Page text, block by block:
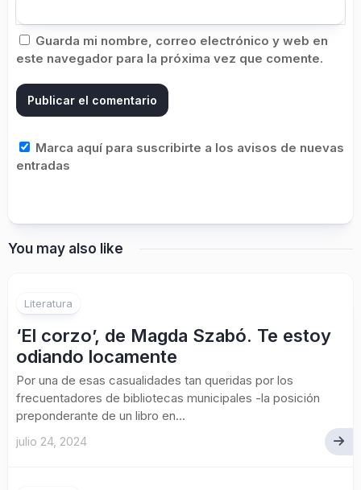
Guarda mi nombre, correo electrónico y web en
este navegador para la próxima vez que comente.
Marca aquí para suscribirte a los avisos de nuevas
entradas
You may also like
Literatura
‘El corzo’, de Magda Szabó. Te estoy
odiando locamente
Por una de esas casualidades tan queridas por los
frecuentadores de bibliotecas municipales -la posición
preponderante de un libro en...
julio 24, 2024